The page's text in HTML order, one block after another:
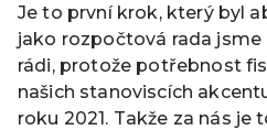
Je to první krok, který byl
jako rozpočtová rada
rádi, protože potřebnost
našich stanoviscích
roku 2021. Takže za nás je